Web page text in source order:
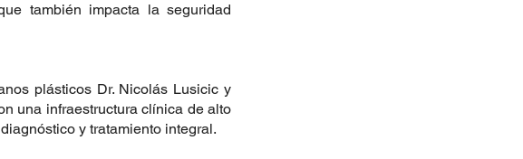
también impacta la seguridad
plásticos Dr. Nicolás Lusicic y
una infraestructura clínica de alto
y tratamiento integral.